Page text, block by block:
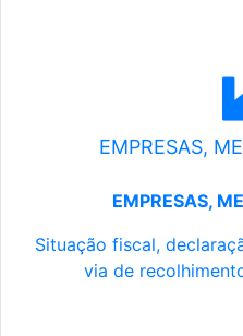
EMPRESAS,
EMPRESAS,
Situação fiscal,
via de